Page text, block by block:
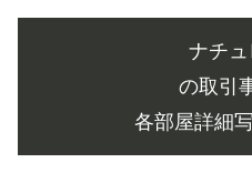
ナチ
の取引
各部屋詳細